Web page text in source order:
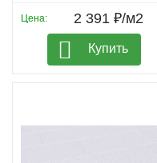
Цена: 2 391 ₽/м2
Купить